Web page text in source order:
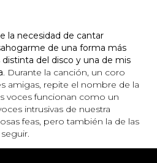
la necesidad de cantar
de una forma más
distinta del disco y una de mis
. Durante la canción, un coro
amigas, repite el nombre de la
voces funcionan como un
intrusivas de nuestra
feas, pero también la de las